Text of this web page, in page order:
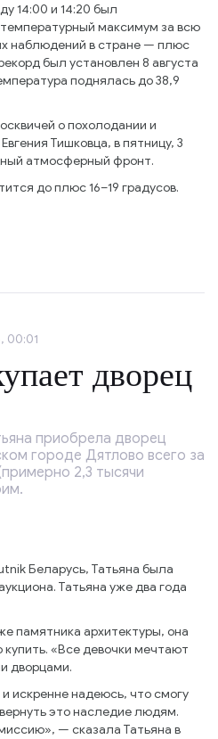
14:00 и 14:20 был
максимум за всю
наблюдений в стране — плюс
был установлен 8 августа
поднялась до 38,9
о похолодании и
Тишковца, в пятницу, 3
атмосферный фронт.
до плюс 16–19 градусов.
00:01
дворец
приобрела дворец
городе Дятлово всего за
2,3 тысячи
Беларусь, Татьяна была
Татьяна уже два года
памятника архитектуры, она
купить. «Все девочки мечтают
дворцами.
искренне надеюсь, что смогу
это наследие людям.
— сказала Татьяна в